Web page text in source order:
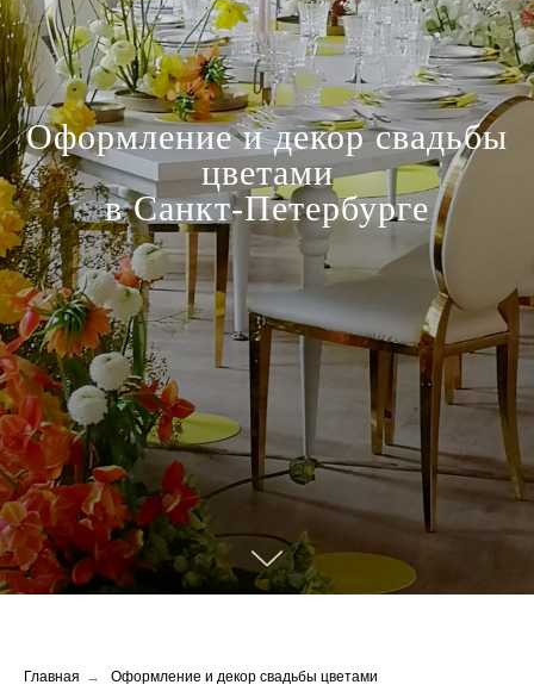
Оформление и декор свадьбы
цветами
в Санкт-Петербурге
Главная → Оформление и декор свадьбы цветами